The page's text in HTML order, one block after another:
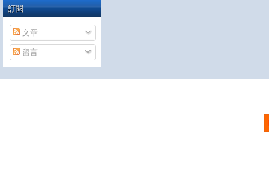
訂閱
文章
留言